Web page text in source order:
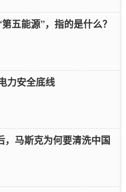
五能源”，指的是什么？
力安全底线
，马斯克为何要清洗中国